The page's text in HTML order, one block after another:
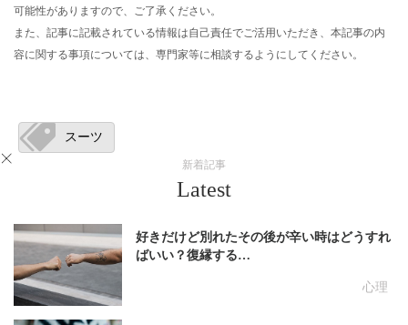
可能性がありますので、ご了承ください。
また、記事に記載されている情報は自己責任でご活用いただき、本記事の内
容に関する事項については、専門家等に相談するようにしてください。
スーツ
新着記事
Latest
心理
好きだけど別れたその後が辛い時はどうすれ
ばいい？復縁する…